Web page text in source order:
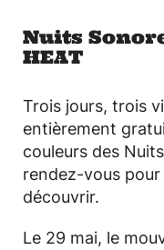
Nuits
HEAT
Trois jours, trois
entièrement
couleurs des
rendez-vous
découvrir.
Le 29 mai, le